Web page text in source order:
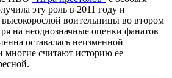
эту роль в 2011 году и
высокорослой воительницы во втором
на неоднозначные оценки фанатов
оставалась неизменной
многие считают историю ее